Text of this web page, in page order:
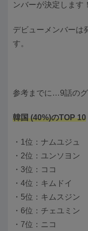
ンバーが決定します！
デビューメンバーは
す。
参考までに…9話の
韓国 (40%)のTOP 10
・1位：ナムユジュ
・2位：ユンソヨン
・3位：ココ
・4位：キムドイ
・5位：キムスジン
・6位：チェユミン
・7位：ニコ